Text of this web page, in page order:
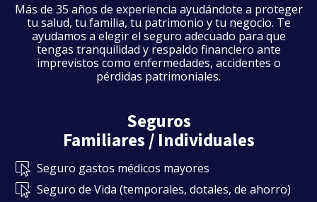
Más de 35 años de experiencia ayudándote a proteger
tu salud, tu familia, tu patrimonio y tu negocio. Te
ayudamos a elegir el seguro adecuado para que
tengas tranquilidad y respaldo financiero ante
imprevistos como enfermedades, accidentes o
pérdidas patrimoniales.
Seguros
Familiares / Individuales
Seguro gastos médicos mayores
Seguro de Vida (temporales, dotales, de ahorro)